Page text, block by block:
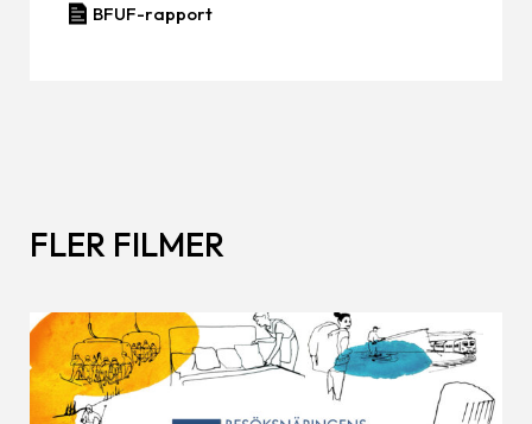
BFUF-rapport
FLER FILMER